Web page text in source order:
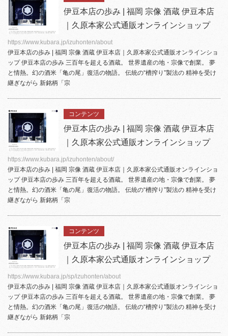
伊豆本店の歩み | 福岡 宗像 酒蔵 伊豆本店
｜久原本家公式通販オンラインショップ
https://www.kubara.jp/izuhonten/about
伊豆本店の歩み | 福岡 宗像 酒蔵 伊豆本店 ｜久原本家公式通販オンラインショ
ップ伊豆本店の歩み 三百年を超える酒蔵。 世界遺産の地・宗像で創業。 夢
と情熱。幻の酒米「亀の尾」復活の物語。 伝統の“槽搾り”製法の 精神を受け
継ぎながら 新銘柄「宗
コンテンツ
伊豆本店の歩み | 福岡 宗像 酒蔵 伊豆本店
｜久原本家公式通販オンラインショップ
https://www.kubara.jp/izuhonten/about/
伊豆本店の歩み | 福岡 宗像 酒蔵 伊豆本店 ｜久原本家公式通販オンラインショ
ップ伊豆本店の歩み 三百年を超える酒蔵。 世界遺産の地・宗像で創業。 夢
と情熱。幻の酒米「亀の尾」復活の物語。 伝統の“槽搾り”製法の 精神を受け
継ぎながら 新銘柄「宗
コンテンツ
伊豆本店の歩み | 福岡 宗像 酒蔵 伊豆本店
｜久原本家公式通販オンラインショップ
https://www.kubara.jp/sp/izuhonten/about
伊豆本店の歩み | 福岡 宗像 酒蔵 伊豆本店 ｜久原本家公式通販オンラインショ
ップ伊豆本店の歩み 三百年を超える酒蔵。 世界遺産の地・宗像で創業。 夢
と情熱。幻の酒米「亀の尾」復活の物語。 伝統の“槽搾り”製法の 精神を受け
継ぎながら 新銘柄「宗